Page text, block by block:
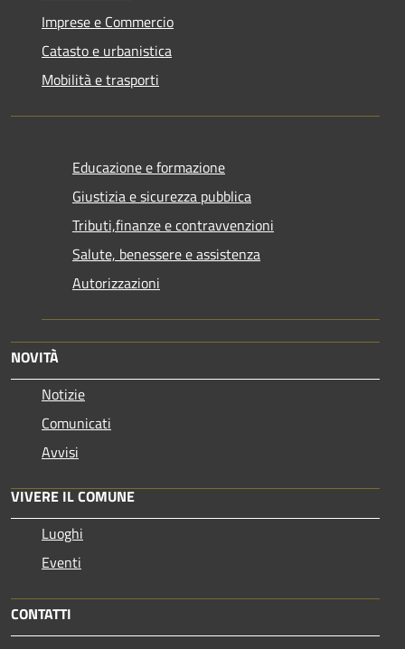
Imprese e Commercio
Catasto e urbanistica
Mobilità e trasporti
Educazione e formazione
Giustizia e sicurezza pubblica
Tributi,finanze e contravvenzioni
Salute, benessere e assistenza
Autorizzazioni
NOVITÀ
Notizie
Comunicati
Avvisi
VIVERE IL COMUNE
Luoghi
Eventi
CONTATTI